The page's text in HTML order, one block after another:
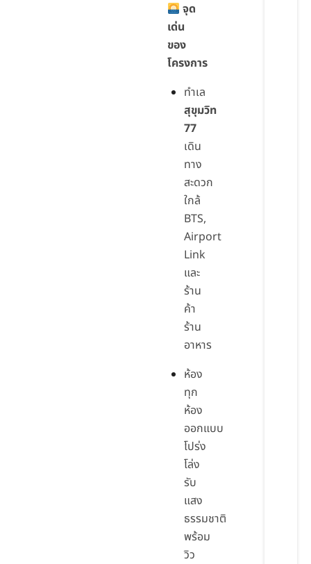
จุด
เด่น
ของ
โครงการ
ทำเล
สุขุมวิท
77
เดิน
ทาง
สะดวก
ใกล้
BTS,
Airport
Link
และ
ร้าน
ค้า
ร้าน
อาหาร
ห้อง
ทุก
ห้อง
ออกแบบ
โปร่ง
โล่ง
รับ
แสง
ธรรมชาติ
พร้อม
วิว